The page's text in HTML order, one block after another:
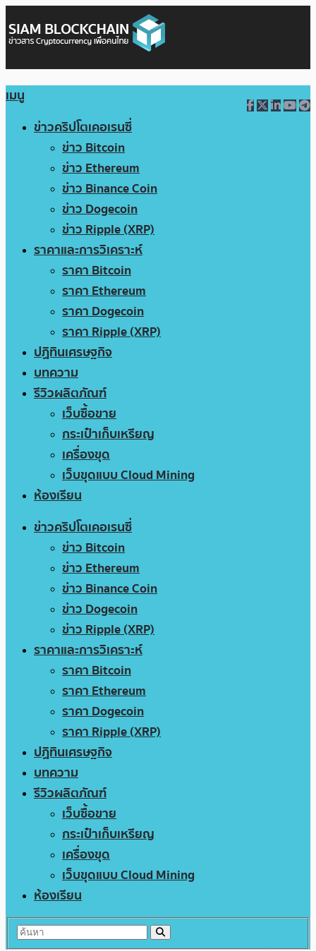
เมนู
ข่าวคริปโตเคอเรนซี่
ข่าว Bitcoin
ข่าว Ethereum
ข่าว Binance Coin
ข่าว Dogecoin
ข่าว Ripple (XRP)
ราคาและการวิเคราะห์
ราคา Bitcoin
ราคา Ethereum
ราคา Dogecoin
ราคา Ripple (XRP)
ปฏิทินเศรษฐกิจ
บทความ
รีวิวผลิตภัณฑ์
เว็บซื้อขาย
กระเป๋าเก็บเหรียญ
เครื่องขุด
เว็บขุดแบบ Cloud Mining
ห้องเรียน
ข่าวคริปโตเคอเรนซี่
ข่าว Bitcoin
ข่าว Ethereum
ข่าว Binance Coin
ข่าว Dogecoin
ข่าว Ripple (XRP)
ราคาและการวิเคราะห์
ราคา Bitcoin
ราคา Ethereum
ราคา Dogecoin
ราคา Ripple (XRP)
ปฏิทินเศรษฐกิจ
บทความ
รีวิวผลิตภัณฑ์
เว็บซื้อขาย
กระเป๋าเก็บเหรียญ
เครื่องขุด
เว็บขุดแบบ Cloud Mining
ห้องเรียน